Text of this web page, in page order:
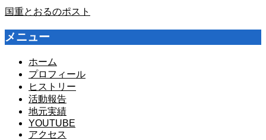
国重とおるのポスト
メニュー
ホーム
プロフィール
ヒストリー
活動報告
地元実績
YOUTUBE
アクセス